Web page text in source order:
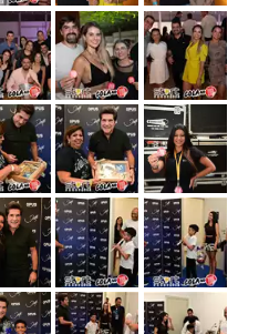
&nbsp; &nbsp;
&nbsp; &nbsp;
&nbsp; &nbsp;
&nbsp; &nbsp;